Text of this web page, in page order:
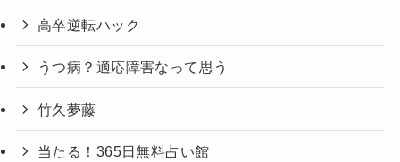
高卒逆転ハック
うつ病？適応障害なって思う
竹久夢藤
当たる！365日無料占い館